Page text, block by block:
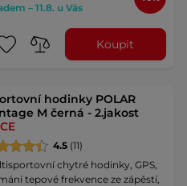
– 11.8. u Vás
Koupit
hodinky POLAR
M černá - 2.jakost
4.5 (11)
chytré hodinky, GPS,
tepové frekvence ze zápěstí,